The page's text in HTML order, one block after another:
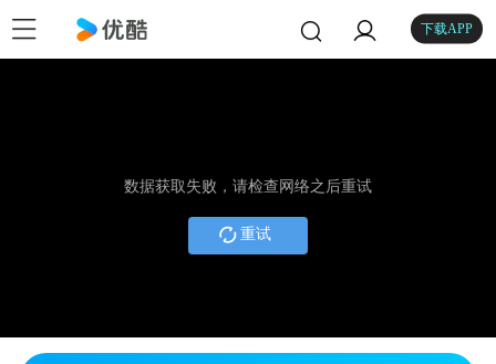
下载APP
数据获取失败，请检查网络之后重试
重试